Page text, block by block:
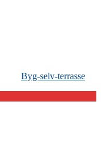
Byg-selv-terrasse